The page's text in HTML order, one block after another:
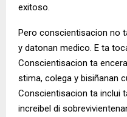
exitoso.
Pero conscientisacion no
y datonan medico. E ta
Conscientisacion ta
stima, colega y bisiñanan
Conscientisacion ta inclui
increibel di